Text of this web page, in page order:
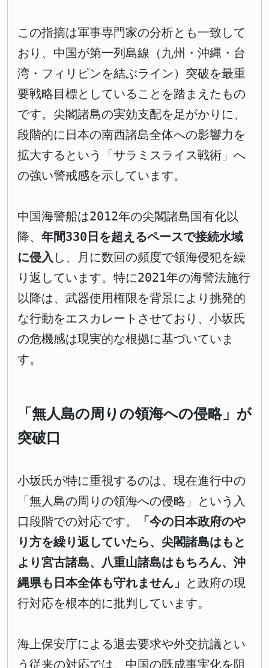
この指摘は軍事専門家の分析とも一致して
おり、中国が第一列島線（九州・沖縄・台
湾・フィリピンを結ぶライン）突破を最重
要戦略目標としていることを踏まえたもの
です。尖閣諸島の実効支配を足がかりに、
段階的に日本の南西諸島全体への影響力を
拡大するという「サラミスライス戦術」へ
の強い警戒感を示しています。
中国海警船は2012年の尖閣諸島国有化以
降、 年間330日を超えるペースで接続水域
に侵入 し、月に数回の頻度で領海侵犯を繰
り返しています。特に2021年の海警法施行
以降は、武器使用権限を背景により挑発的
な行動をエスカレートさせており、小坂氏
の危機感は現実的な根拠に基づいていま
す。
「無人島の周りの領海への侵略」が
突破口
小坂氏が特に重視するのは、現在進行中の
「無人島の周りの領海への侵略」という入
口段階での対応です。
「今の日本政府のや
り方を繰り返していたら、尖閣諸島はもと
より宮古諸島、八重山諸島はもちろん、沖
縄県も日本全体も守れません」 と政府の現
行対応を根本的に批判しています。
海上保安庁による退去要求や外交抗議とい
う従来の対応では、中国の既成事実化を阻